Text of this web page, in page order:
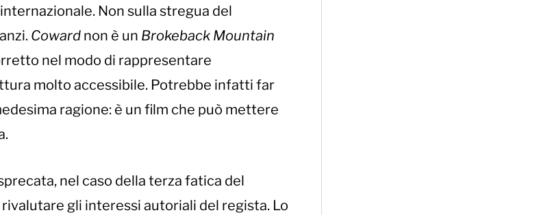
Non sulla stregua del
Coward non è un Brokeback Mountain
nel modo di rappresentare
molto accessibile. Potrebbe infatti far
ragione: è un film che può mettere
nel caso della terza fatica del
gli interessi autoriali del regista. Lo